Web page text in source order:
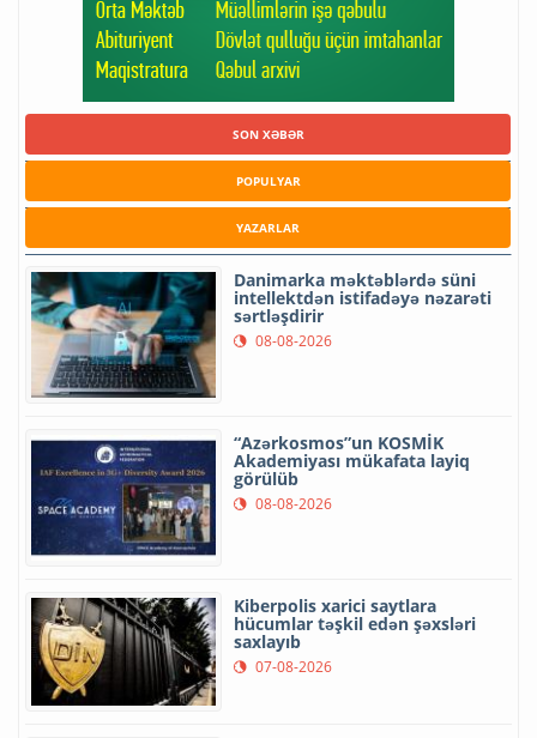
SON XƏBƏR
POPULYAR
YAZARLAR
Danimarka məktəblərdə süni
intellektdən istifadəyə nəzarəti
sərtləşdirir
08-08-2026
“Azərkosmos”un KOSMİK
Akademiyası mükafata layiq
görülüb
08-08-2026
Kiberpolis xarici saytlara
hücumlar təşkil edən şəxsləri
saxlayıb
07-08-2026